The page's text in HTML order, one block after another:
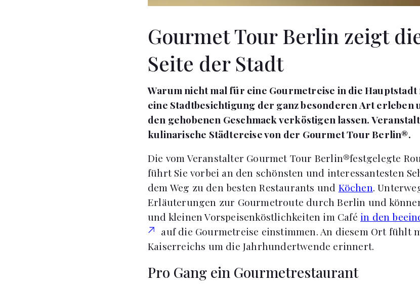
Gourmet Tour Berlin zeigt
Seite der Stadt
Warum nicht mal für eine Gourmetreise in die
eine Stadtbesichtigung der ganz besonderen Art erleben
den gehobenen Geschmack verköstigen lassen.
kulinarische Städtereise von der Gourmet Tour Berlin®.
Die vom Veranstalter Gourmet Tour Berlin®festgelegte
führt Sie vorbei an den schönsten und interessantesten
dem Weg zu den besten Restaurants und Köchen.
Erläuterungen zur Gourmetroute durch Berlin und
und kleinen Vorspeisenköstlichkeiten im Café in den
auf die Gourmetreise einstimmen. An diesem Ort fühlt
Kaiserreichs um die Jahrhundertwende erinnert.
Pro Gang ein Gourmetrestaurant